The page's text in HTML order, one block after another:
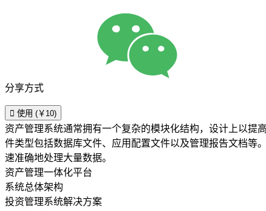
分享方式
 使用 (￥10)
资产管理系统通常拥有一个复杂的模块化结构，设计上以提
件类型包括数据库文件、应用配置文件以及管理报告文档等
速准确地处理大量数据。
资产管理一体化平台
系统总体架构
投资管理系统解决方案